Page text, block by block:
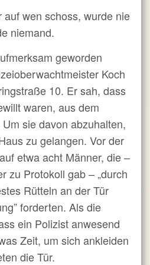
auf wen schoss, wurde nie
niemand.
geworden
Koch
10. Er sah, dass
waren, aus dem
sie davon abzuhalten,
zu gelangen. Vor der
etwa acht Männer, die –
zu Protokoll gab – „durch
Rütteln an der Tür
forderten. Als die
ein Polizist anwesend
Zeit, um sich ankleiden
die Tür.